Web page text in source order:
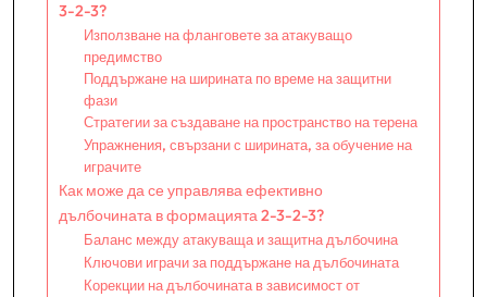
3-2-3?
Използване на фланговете за атакуващо
предимство
Поддържане на ширината по време на защитни
фази
Стратегии за създаване на пространство на терена
Упражнения, свързани с ширината, за обучение на
играчите
Как може да се управлява ефективно
дълбочината в формацията 2-3-2-3?
Баланс между атакуваща и защитна дълбочина
Ключови играчи за поддържане на дълбочината
Корекции на дълбочината в зависимост от